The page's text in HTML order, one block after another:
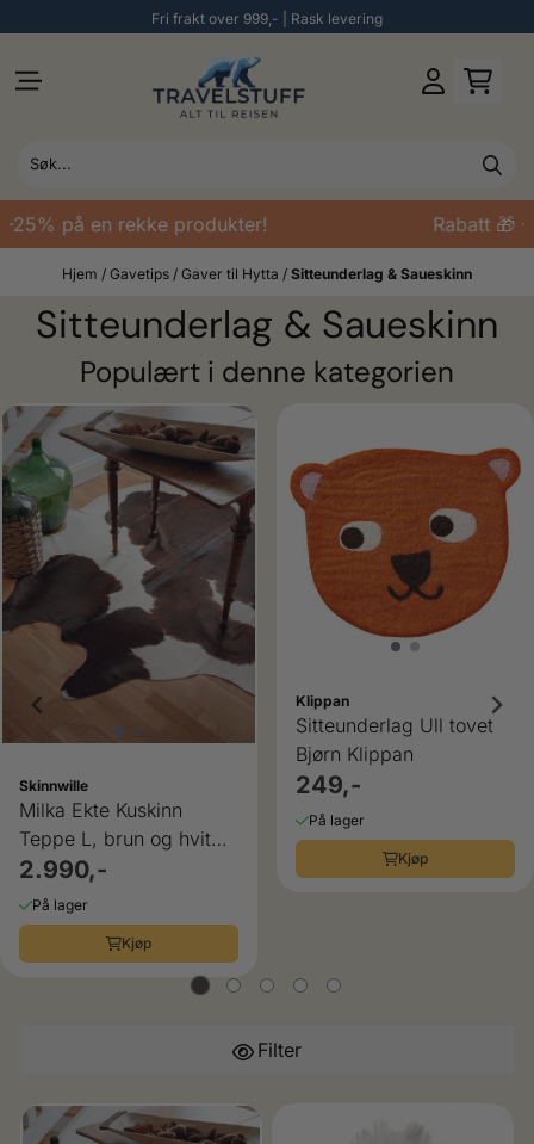
Fri frakt over 999,- | Rask levering
på en rekke produkter! Rabatt 🎁 -
Hjem / Gavetips / Gaver til Hytta / Sitteunderlag & Saueskinn
Sitteunderlag & Saueskinn
Populært i denne kategorien
Skinnwille
Milka Ekte Kuskinn
Teppe L, brun og hvit
Skinnwille
2.990,-
På lager
Kjøp
Klippan
Sitteunderlag Ull tovet
Bjørn Klippan
249,-
På lager
Kjøp
Filter